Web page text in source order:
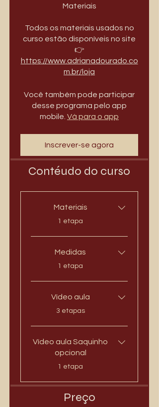
Materiais
Todos os materiais usados no
curso estão disponíveis no site
👉
https://www.adrianadourado.co
m.br/loja
Você também pode participar
desse programa pelo app
mobile. Vá para o app
Inscrever-se agora
Contéudo do curso
Materiais
.
1 etapa
Medidas
.
1 etapa
Vídeo aula
.
3 etapas
Vídeo aula Saquinho
opcional
.
1 etapa
Preço